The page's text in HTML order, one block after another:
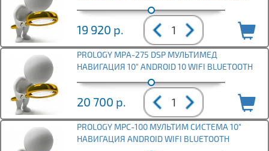
19 920 р.
PROLOGY MPA-275 DSP МУЛЬТИМЕД
НАВИГАЦИЯ 10" ANDROID 10 WIFI BLUETOOTH
20 700 р.
PROLOGY MPC-100 МУЛЬТИМ СИСТЕМА 10"
НАВИГАЦИЯ ANDROID WIFI BLUETOOTH